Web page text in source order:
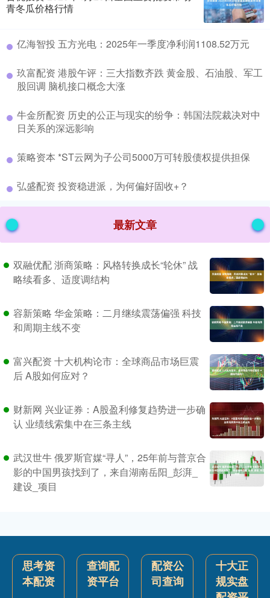
青冬瓜价格行情
​亿海智投 五方光电：2025年一季度净利润1108.52万元
​玖富配资 港股午评：三大指数齐跌 黄金股、石油股、军工
股回调 脑机接口概念大涨
​牛金所配资 历史的公正与现实的纷争：韩国法院裁决对中
日关系的深远影响
​策略资本 *ST云网为子公司5000万可转股债权提供担保
​弘盛配资 投资稳进派，为何偏好固收+？
最新文章
双融优配 浙商策略：风格转换成长“轮休” 战
略续看多、适度调结构
容新策略 华金策略：二月继续震荡偏强 科技
和周期主线不变
富兴配资 十大机构论市：全球商品市场巨震
后 A股如何应对？
财新网 兴业证券：A股盈利修复趋势进一步确
认 业绩线索集中在三条主线
武汉世牛 俄罗斯官媒“寻人”，25年前与普京合
影的中国男孩找到了，来自湖南岳阳_彭湃_
建设_项目
思考资
本配资
查询配
资平台
配资公
司查询
十大正
规实盘